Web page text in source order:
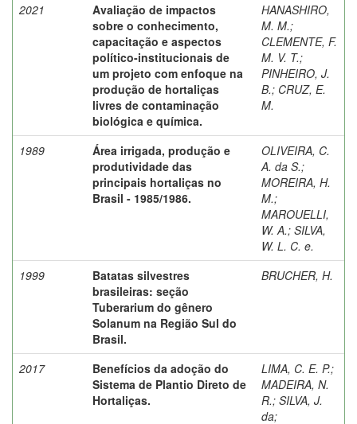
2021
Avaliação de impactos
sobre o conhecimento,
capacitação e aspectos
político-institucionais de
um projeto com enfoque na
produção de hortaliças
livres de contaminação
biológica e química.
HANASHIRO,
M. M.;
CLEMENTE, F.
M. V. T.;
PINHEIRO, J.
B.; CRUZ, E.
M.
1989
Área irrigada, produção e
produtividade das
principais hortaliças no
Brasil - 1985/1986.
OLIVEIRA, C.
A. da S.;
MOREIRA, H.
M.;
MAROUELLI,
W. A.; SILVA,
W. L. C. e.
1999
Batatas silvestres
brasileiras: seção
Tuberarium do gênero
Solanum na Região Sul do
Brasil.
BRUCHER, H.
2017
Benefícios da adoção do
Sistema de Plantio Direto de
Hortaliças.
LIMA, C. E. P.;
MADEIRA, N.
R.; SILVA, J.
da;